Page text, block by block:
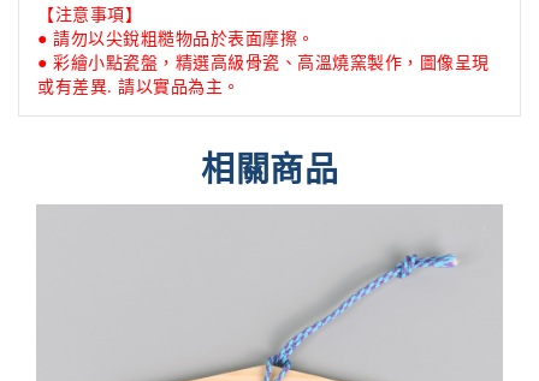
【注意事項】
● 請勿以尖銳粗糙物品於表面摩擦。
● 彩繪小點瓷盤，精選高級骨瓷、高溫燒窯製作，圖像呈現
或有差異. 請以實品為主。
相關商品